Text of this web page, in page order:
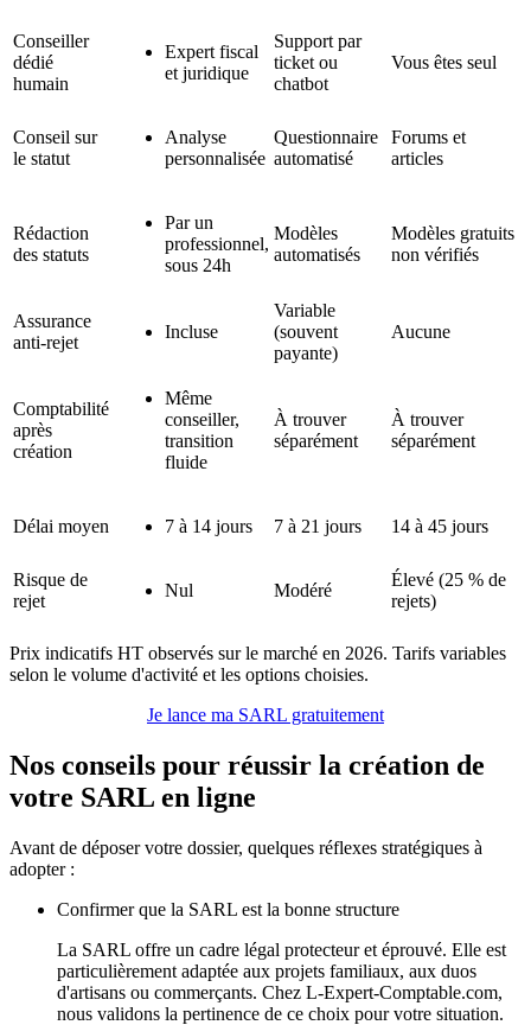
Conseiller
dédié
humain
Expert fiscal
et juridique
Support par
ticket ou
chatbot
Vous êtes seul
Conseil sur
le statut
Analyse
personnalisée
Questionnaire
automatisé
Forums et
articles
Rédaction
des statuts
Par un
professionnel,
sous 24h
Modèles
automatisés
Modèles gratuits
non vérifiés
Assurance
anti-rejet
Incluse
Variable
(souvent
payante)
Aucune
Comptabilité
après
création
Même
conseiller,
transition
fluide
À trouver
séparément
À trouver
séparément
Délai moyen 7 à 14 jours 7 à 21 jours 14 à 45 jours
Risque de
rejet
Nul Modéré
Élevé (25 % de
rejets)
Prix indicatifs HT observés sur le marché en 2026. Tarifs variables
selon le volume d'activité et les options choisies.
Je lance ma SARL gratuitement
Nos conseils pour réussir la création de
votre SARL en ligne
Avant de déposer votre dossier, quelques réflexes stratégiques à
adopter :
Confirmer que la SARL est la bonne structure
La SARL offre un cadre légal protecteur et éprouvé. Elle est
particulièrement adaptée aux projets familiaux, aux duos
d'artisans ou commerçants. Chez L-Expert-Comptable.com,
nous validons la pertinence de ce choix pour votre situation.